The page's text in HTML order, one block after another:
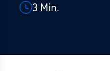
3 Min.